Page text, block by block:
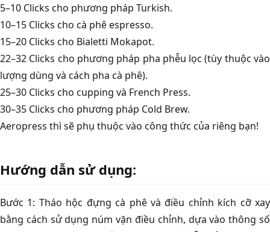
5–10 Clicks cho phương pháp Turkish.
10–15 Clicks cho cà phê espresso.
15–20 Clicks cho Bialetti Mokapot.
22–32 Clicks cho phương pháp pha phễu lọc (tùy thuộc vào
lượng dùng và cách pha cà phê).
25–30 Clicks cho cupping và French Press.
30–35 Clicks cho phương pháp Cold Brew.
Aeropress thì sẽ phụ thuộc vào công thức của riêng bạn!
Hướng dẫn sử dụng:
Bước 1: Tháo hộc đựng cà phê và điều chỉnh kích cỡ xay
bằng cách sử dụng núm vặn điều chỉnh, dựa vào thông số